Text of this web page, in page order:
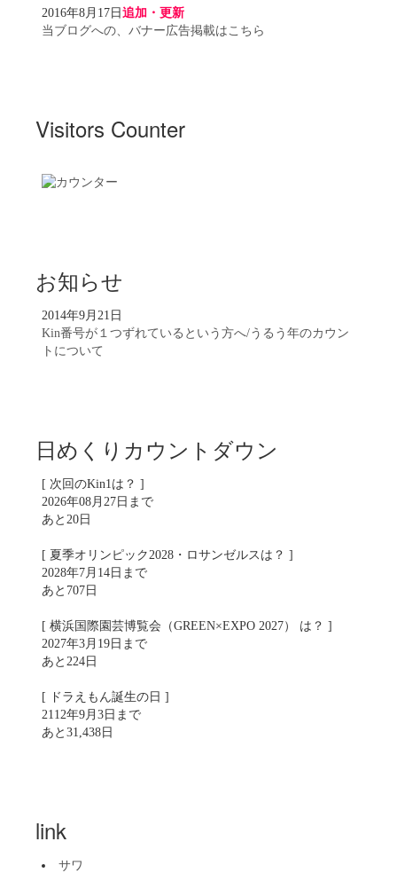
2016年8月17日 追加・更新
当ブログへの、バナー広告掲載はこちら
Visitors Counter
お知らせ
2014年9月21日
Kin番号が１つずれているという方へ/うるう年のカウン
トについて
日めくりカウントダウン
[ 次回のKin1は？ ]
2026年08月27日まで
あと20日
[ 夏季オリンピック2028・ロサンゼルスは？ ]
2028年7月14日まで
あと707日
[ 横浜国際園芸博覧会（GREEN×EXPO 2027） は？ ]
2027年3月19日まで
あと224日
[ ドラえもん誕生の日 ]
2112年9月3日まで
あと31,438日
link
サワ